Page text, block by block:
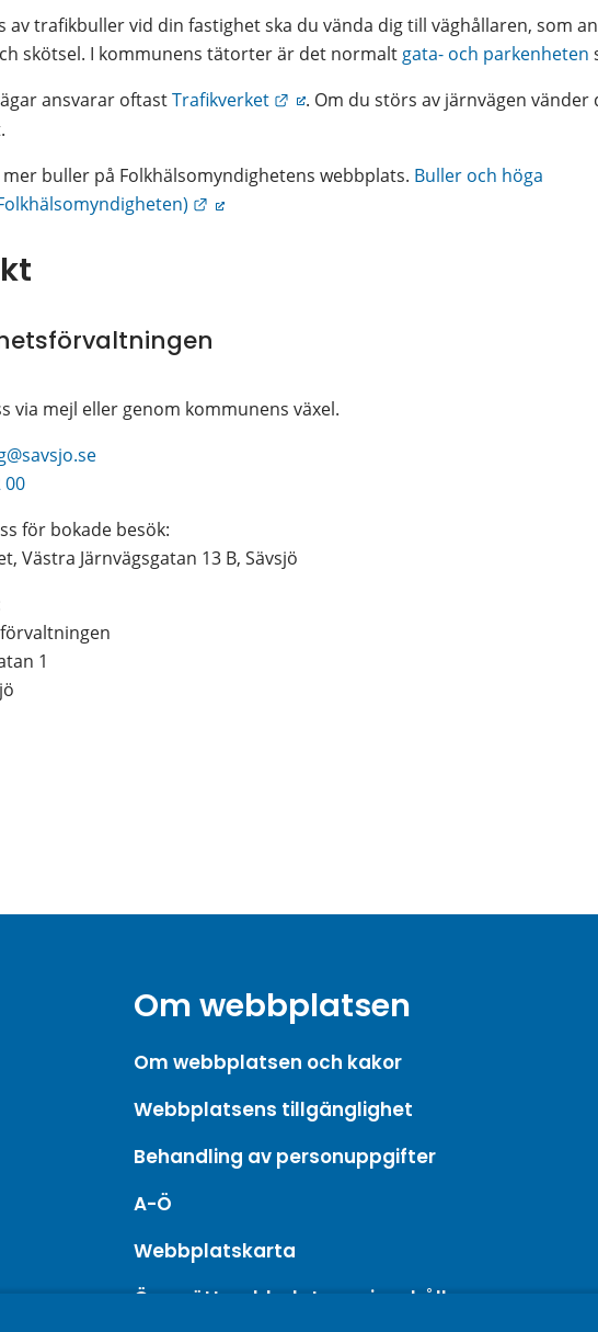
av trafikbuller vid din fastighet ska du vända dig till väghållaren, som
skötsel. I kommunens tätorter är det normalt gata- och parkenheten
ansvarar oftast Trafikverket Länk till annan webbplats.
. Om du störs av järnvägen vänder
mer buller på Folkhälsomyndighetens webbplats. Buller och höga
Länk till annan webbplats.
via mejl eller genom kommunens växel.
00
för bokade besök:
Västra Järnvägsgatan 13 B, Sävsjö
1
Om webbplatsen
Om webbplatsen och kakor
Webbplatsens tillgänglighet
Behandling av personuppgifter
A-Ö
Webbplatskarta
Översätt webbplatsens innehåll